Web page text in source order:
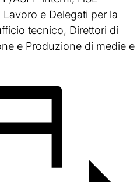
e Delegati per la
tecnico, Direttori di
e Produzione di medie e